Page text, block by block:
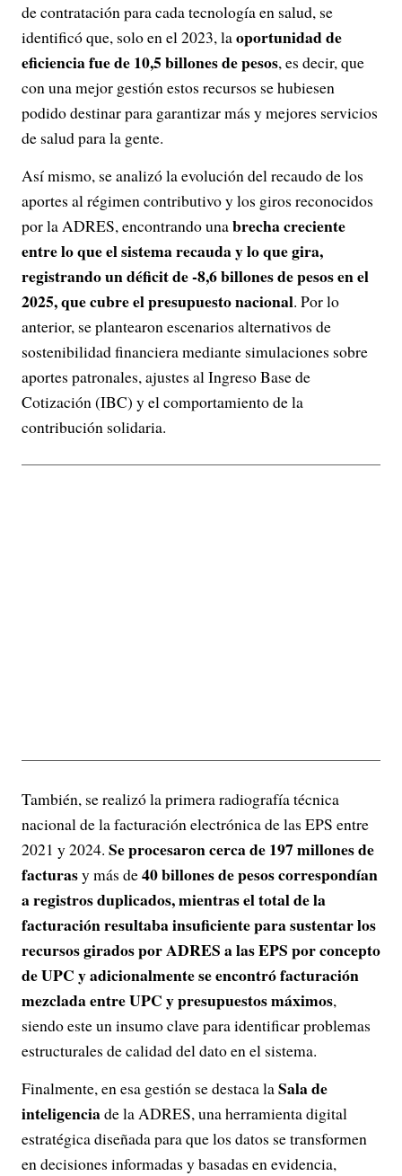
de contratación para cada tecnología en salud, se
identificó que, solo en el 2023, laoportunidad de
eficiencia fue de 10,5 billones de pesos, es decir, que
con una mejor gestión estos recursos se hubiesen
podido destinar para garantizar más y mejores servicios
de salud para la gente.
Así mismo, se analizó la evolución del recaudo de los
aportes al régimen contributivo y los giros reconocidos
por la ADRES, encontrando unabrecha creciente
entre lo que el sistema recauda y lo que gira,
registrando un déficit de -8,6 billones de pesos en el
2025, que cubre el presupuesto nacional. Por lo
anterior, se plantearon escenarios alternativos de
sostenibilidad financiera mediante simulaciones sobre
aportes patronales, ajustes al Ingreso Base de
Cotización (IBC) y el comportamiento de la
contribución solidaria.
También, se realizó la primera radiografía técnica
nacional de la facturación electrónica de las EPS entre
2021 y 2024. Se procesaron cerca de 197 millones de
facturasy más de40 billones de pesos correspondían
a registros duplicados, mientras el total de la
facturación resultaba insuficiente para sustentar los
recursos girados por ADRES a las EPS por concepto
de UPC y adicionalmente se encontró facturación
mezclada entre UPC y presupuestos máximos,
siendo este un insumo clave para identificar problemas
estructurales de calidad del dato en el sistema.
Finalmente, en esa gestión se destaca laSala de
inteligenciade la ADRES, una herramienta digital
estratégica diseñada para que los datos se transformen
en decisiones informadas y basadas en evidencia,